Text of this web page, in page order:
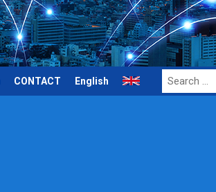
CONTACT English
Search
for: